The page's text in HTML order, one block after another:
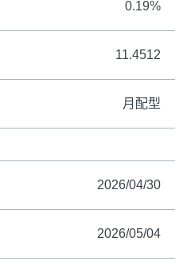
0.19%
11.4512
月配型
2026/04/30
2026/05/04